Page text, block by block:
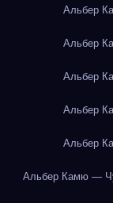
Альбер
Альбер
Альбер
Альбер
Альбер
Альбер Камю —